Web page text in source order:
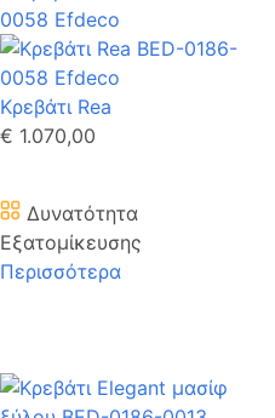
Κρεβάτι Rea
€ 1.070,00
Δυνατότητα
Εξατομίκευσης
Περισσότερα